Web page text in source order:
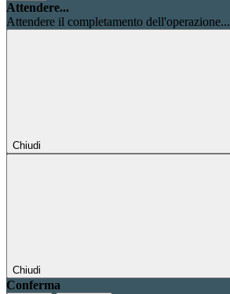
Attendere...
Attendere il completamento dell'operazione...
Chiudi
Chiudi
Conferma